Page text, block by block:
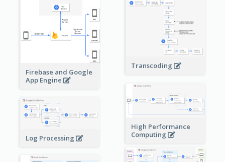
Firebase and Google
App Engine
Transcoding
High Performance
Computing
Log Processing